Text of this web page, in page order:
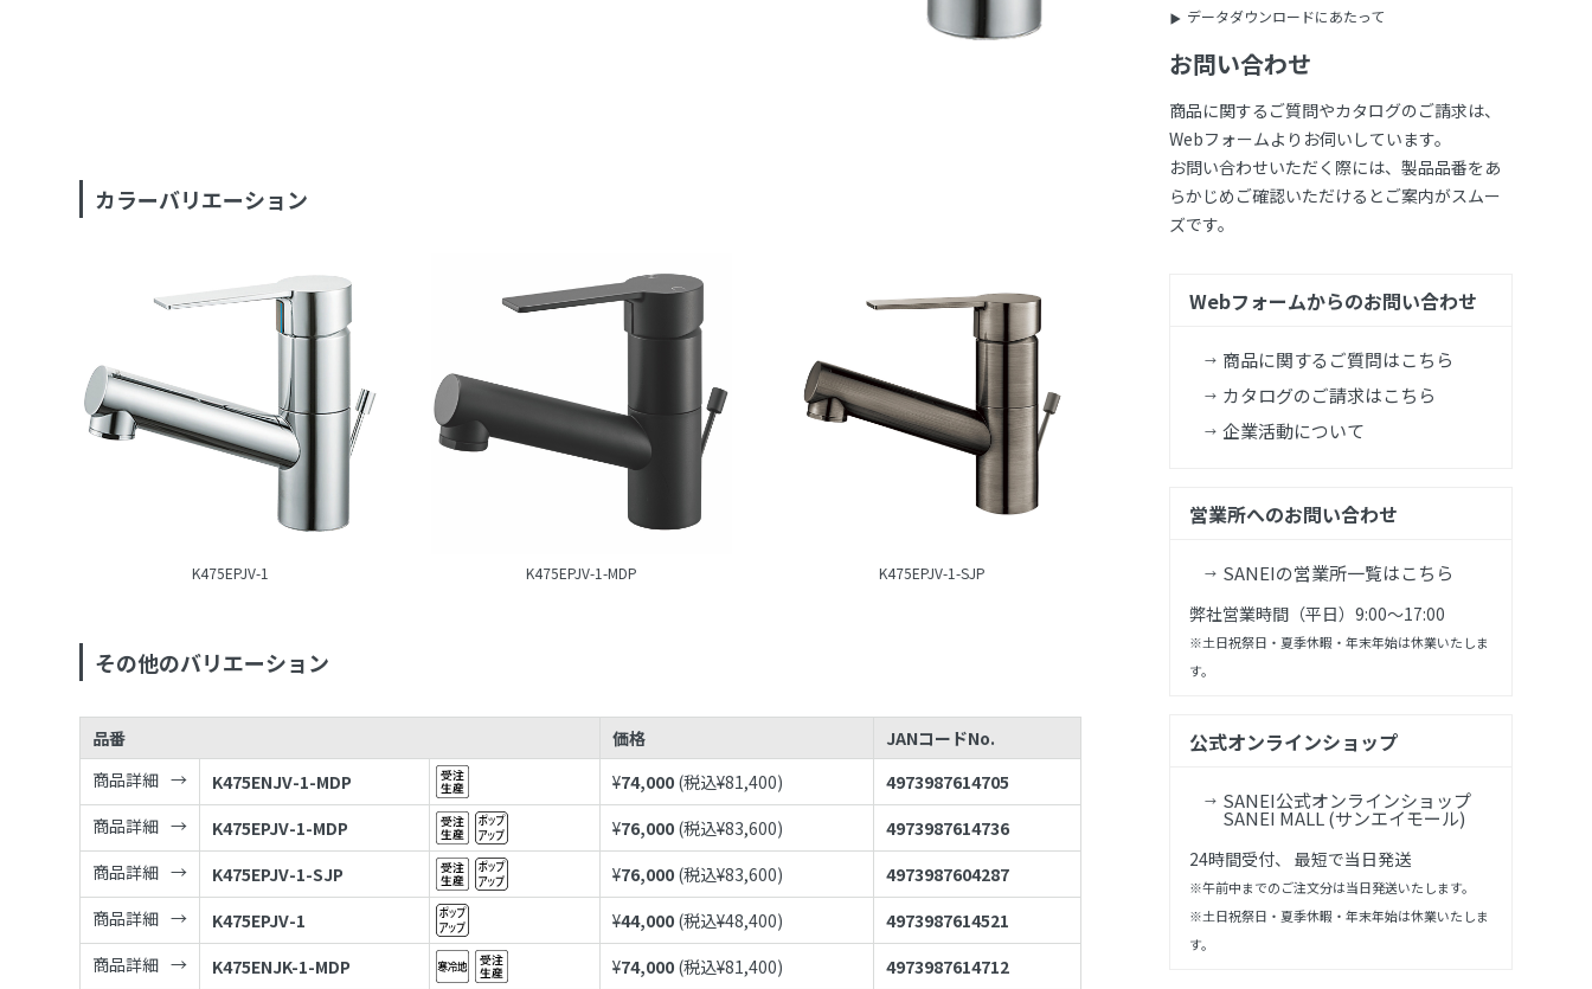
カラーバリエーション
K475EPJV-1 K475EPJV-1-MDP K475EPJV-1-SJP
その他のバリエーション
品番 価格
JANコードNo.
商品詳細
K475ENJV-1-MDP ¥74,000 (税込¥81,400)
4973987614705
商品詳細
K475EPJV-1-MDP ¥76,000 (税込¥83,600)
4973987614736
商品詳細
K475EPJV-1-SJP ¥76,000 (税込¥83,600)
4973987604287
商品詳細
K475EPJV-1 ¥44,000 (税込¥48,400)
4973987614521
商品詳細
K475ENJK-1-MDP ¥74,000 (税込¥81,400)
4973987614712
データダウンロードにあたって
お問い合わせ
商品に関するご質問やカタログのご請求は、
Webフォームよりお伺いしています。
お問い合わせいただく際には、製品品番をあ
らかじめご確認いただけるとご案内がスムー
ズです。
Webフォームからのお問い合わせ
商品に関するご質問はこちら
カタログのご請求はこちら
企業活動について
営業所へのお問い合わせ
SANEIの営業所一覧はこちら
弊社営業時間（平日）9:00～17:00
※土日祝祭日・夏季休暇・年末年始は休業いたしま
す。
公式オンラインショップ
SANEI公式オンラインショップ
SANEI MALL (サンエイモール)
24時間受付、 最短で当日発送
※午前中までのご注文分は当日発送いたします。
※土日祝祭日・夏季休暇・年末年始は休業いたしま
す。